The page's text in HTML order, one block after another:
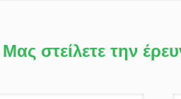
Μας στείλετε την